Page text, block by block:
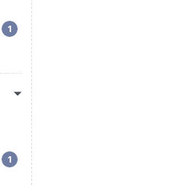
1
1